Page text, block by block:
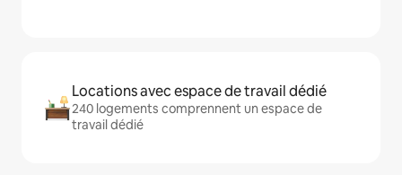
Locations avec espace de travail dédié
240 logements comprennent un espace de
travail dédié